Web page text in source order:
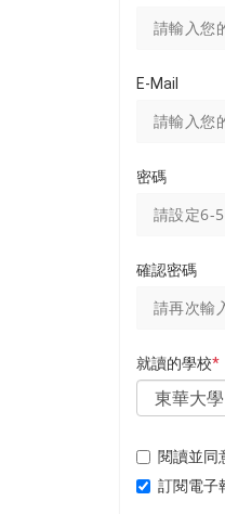
E-Mail
密碼
確認密碼
就讀的學校*
閱讀並同
訂閱電子